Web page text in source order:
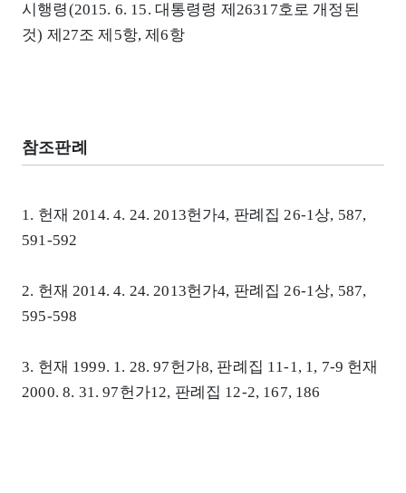
시행령(2015. 6. 15. 대통령령 제26317호로 개정된
것) 제27조 제5항, 제6항
참조판례
1. 헌재 2014. 4. 24. 2013헌가4, 판례집 26-1상, 587,
591-592
2. 헌재 2014. 4. 24. 2013헌가4, 판례집 26-1상, 587,
595-598
3. 헌재 1999. 1. 28. 97헌가8, 판례집 11-1, 1, 7-9 헌재
2000. 8. 31. 97헌가12, 판례집 12-2, 167, 186